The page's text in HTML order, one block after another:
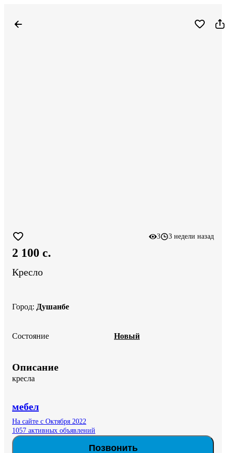
3 3 недели назад
2 100 c.
Кресло
Город: Душанбе
Состояние Новый
Описание
кресла
мебел
На сайте с Октября 2022
1057 активных объявлений
Позвонить